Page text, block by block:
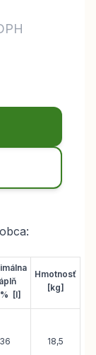
[l]
Hmotnosť
[kg]
36 18,5